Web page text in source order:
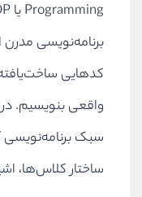
برنامه‌نویسی
کدهایی
واقعی بنویسیم.
سبک برنامه‌نویسی
ساختار کلاس‌ها،